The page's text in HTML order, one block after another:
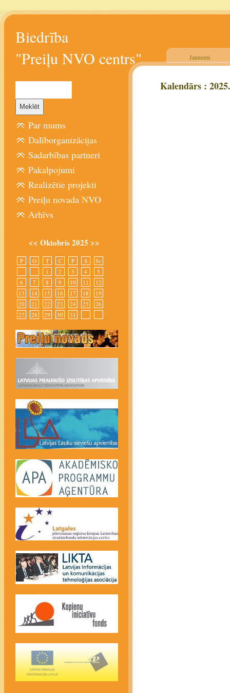
Biedrība
"Preiļu NVO centrs"
Jaunumi
Kalendārs :
Par mums
Dalīborganizācijas
Sadarbības partneri
Pakalpojumi
Realizētie projekti
Preiļu novada NVO
Arhīvs
<< Oktobris 2025 >>
P O T C P S
Sv
1
2 3 4
5
6
7 8 9 10 11
12
13
14 15 16 17 18
19
20
21 22 23 24 25
26
27
28 29 30 31